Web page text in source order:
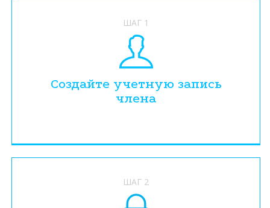
ШАГ 1
Создайте учетную запись
члена
ШАГ 2